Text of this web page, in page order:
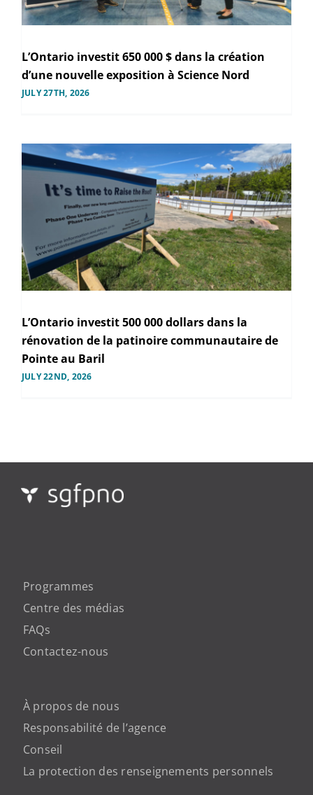
L’Ontario investit 650 000 $ dans la création
d’une nouvelle exposition à Science Nord
JULY 27TH, 2026
L’Ontario investit 500 000 dollars dans la
rénovation de la patinoire communautaire de
Pointe au Baril
JULY 22ND, 2026
Programmes
Centre des médias
FAQs
Contactez-nous
À propos de nous
Responsabilité de l’agence
Conseil
La protection des renseignements personnels